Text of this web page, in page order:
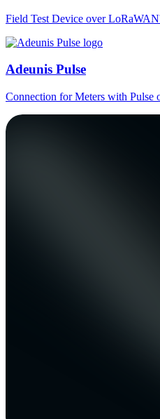
Field Test Device over
Adeunis Pulse
Connection for Meters with